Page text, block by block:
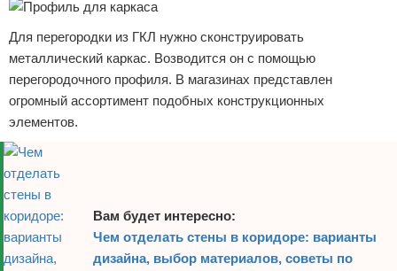
Для перегородки из ГКЛ нужно сконструировать
металлический каркас. Возводится он с помощью
перегородочного профиля. В магазинах представлен
огромный ассортимент подобных конструкционных
элементов.
Вам будет интересно:
Чем отделать стены в коридоре: варианты
дизайна, выбор материалов, советы по